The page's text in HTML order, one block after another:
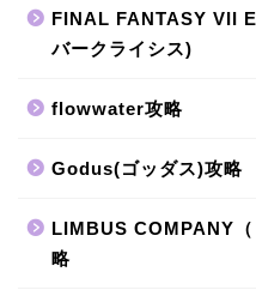
FINAL FANTASY VII
バークライシス)
flowwater攻略
Godus(ゴッダス)攻略
LIMBUS COMPANY
略